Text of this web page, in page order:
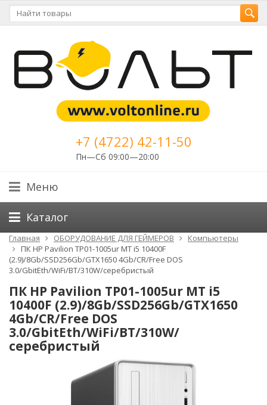
+7 (4722) 42-11-50
Пн—Сб 09:00—20:00
Меню
Каталог
Главная ОБОРУДОВАНИЕ ДЛЯ ГЕЙМЕРОВ
Компьютеры
ПК HP Pavilion TP01-1005ur MT i5 10400F
(2.9)/8Gb/SSD256Gb/GTX1650 4Gb/CR/Free DOS
3.0/GbitEth/WiFi/BT/310W/серебристый
ПК HP Pavilion TP01-1005ur MT i5
10400F (2.9)/8Gb/SSD256Gb/GTX1650
4Gb/CR/Free DOS
3.0/GbitEth/WiFi/BT/310W/
серебристый